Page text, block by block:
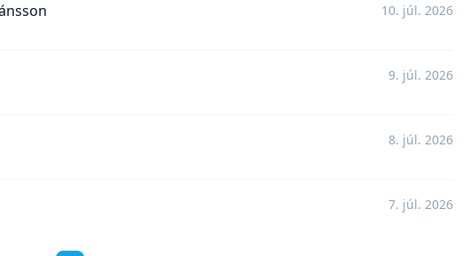
10. júl. 2026
9. júl. 2026
8. júl. 2026
7. júl. 2026